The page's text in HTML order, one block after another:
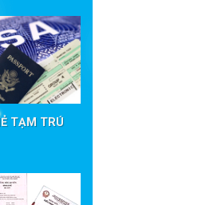
TẠM TRÚ